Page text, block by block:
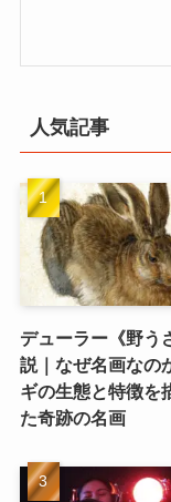
人気記事
デューラー《野う
説｜なぜ名画なの
ギの生態と特徴を
た奇跡の名画